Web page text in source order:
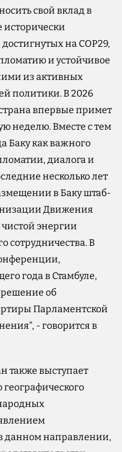
свой вклад в
на COP29,
и устойчивое
из активных
политики. В 2026
впервые примет
неделю. Вместе с тем
Баку как важного
диалога и
несколько лет
в Баку штаб-
Движения
энергии
сотрудничества. В
года в Стамбуле,
решение об
Парламентской
- говорится в
также выступает
данном направлении,